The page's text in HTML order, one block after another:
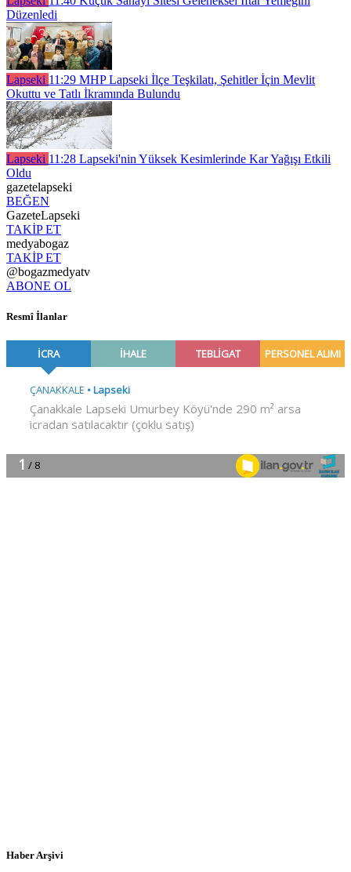
Düzenledi
Lapseki 11:29 MHP Lapseki İlçe Teşkilatı, Şehitler İçin Mevlit
Okuttu ve Tatlı İkramında Bulundu
Lapseki 11:28 Lapseki'nin Yüksek Kesimlerinde Kar Yağışı Etkili
Oldu
gazetelapseki
BEĞEN
GazeteLapseki
TAKİP ET
medyabogaz
TAKİP ET
@bogazmedyatv
ABONE OL
Resmî İlanlar
Haber Arşivi